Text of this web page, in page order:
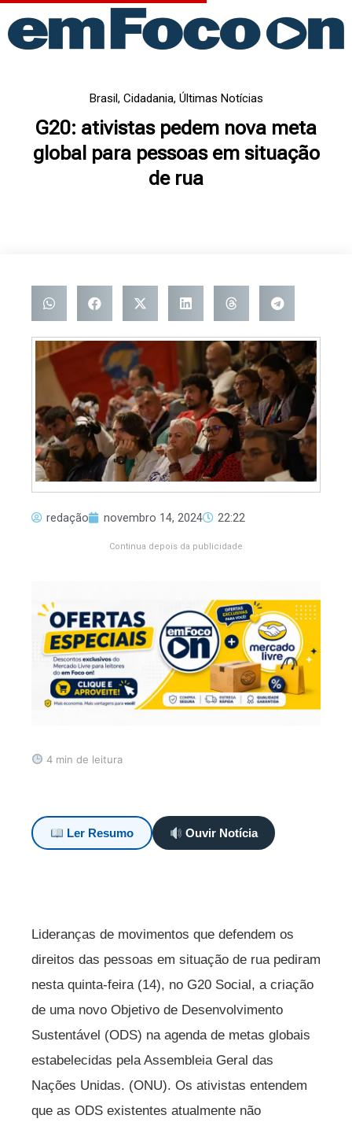
para
Brasil, Cidadania, Últimas Notícias
G20: ativistas pedem nova meta
global para pessoas em situação
de rua
redação novembro 14, 2024 22:22
Continua depois da publicidade
4 min de leitura
Ler Resumo Ouvir Notícia
Lideranças de movimentos que defendem os
direitos das pessoas em situação de rua pediram
nesta quinta-feira (14), no G20 Social, a criação
de uma novo Objetivo de Desenvolvimento
Sustentável (ODS) na agenda de metas globais
estabelecidas pela Assembleia Geral das
Nações Unidas. (ONU). Os ativistas entendem
que as ODS existentes atualmente não